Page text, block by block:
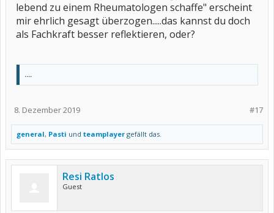
lebend zu einem Rheumatologen schaffe" erscheint
mir ehrlich gesagt überzogen.....das kannst du doch
als Fachkraft besser reflektieren, oder?
....
#17
8. Dezember 2019
general, Pasti und teamplayer gefällt das.
Resi Ratlos
Guest